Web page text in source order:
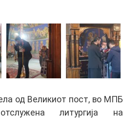
од Великиот пост, во МПБ
литургија на